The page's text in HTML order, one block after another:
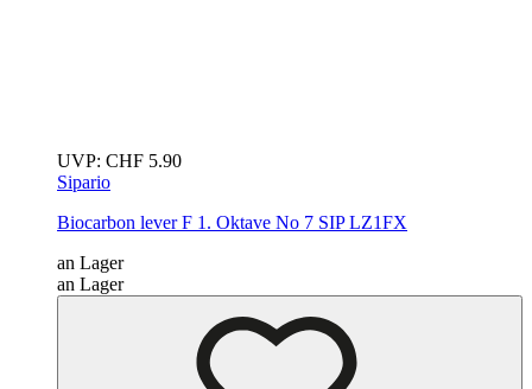
UVP: CHF 5.90
Sipario
Biocarbon lever F 1. Oktave No 7 SIP LZ1FX
an Lager
an Lager